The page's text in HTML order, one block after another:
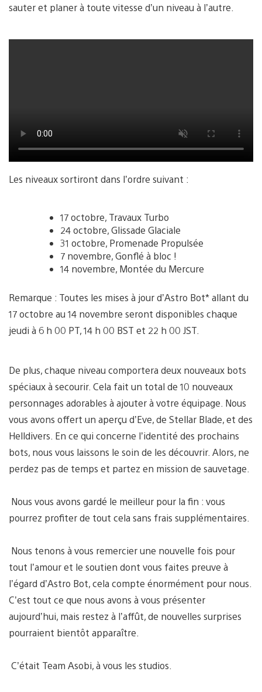
sauter et planer à toute vitesse d’un niveau à l’autre.
Les niveaux sortiront dans l’ordre suivant :
17 octobre, Travaux Turbo
24 octobre, Glissade Glaciale
31 octobre, Promenade Propulsée
7 novembre, Gonflé à bloc !
14 novembre, Montée du Mercure
Remarque : Toutes les mises à jour d’Astro Bot* allant du
17 octobre au 14 novembre seront disponibles chaque
jeudi à 6 h 00 PT, 14 h 00 BST et 22 h 00 JST.
De plus, chaque niveau comportera deux nouveaux bots
spéciaux à secourir. Cela fait un total de 10 nouveaux
personnages adorables à ajouter à votre équipage. Nous
vous avons offert un aperçu d’Eve, de Stellar Blade, et des
Helldivers. En ce qui concerne l’identité des prochains
bots, nous vous laissons le soin de les découvrir. Alors, ne
perdez pas de temps et partez en mission de sauvetage.
Nous vous avons gardé le meilleur pour la fin : vous
pourrez profiter de tout cela sans frais supplémentaires.
Nous tenons à vous remercier une nouvelle fois pour
tout l’amour et le soutien dont vous faites preuve à
l’égard d’Astro Bot, cela compte énormément pour nous.
C’est tout ce que nous avons à vous présenter
aujourd’hui, mais restez à l’affût, de nouvelles surprises
pourraient bientôt apparaître.
C’était Team Asobi, à vous les studios.